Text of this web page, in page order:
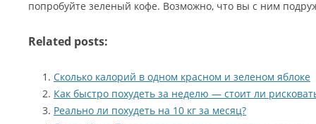
попробуйте зеленый кофе. Возможно, что вы с ним
Related posts:
Сколько калорий в одном красном и зеленом яблоке
Как быстро похудеть за неделю — стоит ли
Реально ли похудеть на 10 кг за месяц?